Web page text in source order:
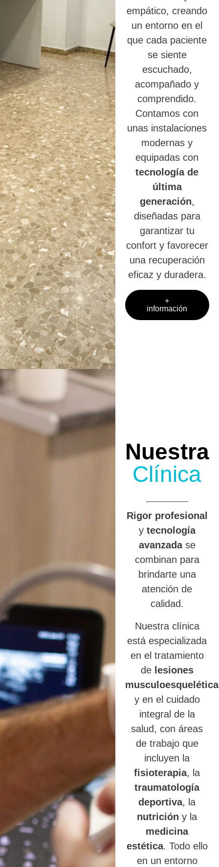
empático, creando
un entorno en el
que cada paciente
se siente
escuchado,
acompañado y
comprendido.
Contamos con
unas instalaciones
modernas y
equipadas con
tecnología de
última
generación,
diseñadas para
garantizar tu
confort y favorecer
una recuperación
eficaz y duradera.
+
información
Nuestra
Clínica
Rigor profesional
y tecnología
avanzadase
combinan para
brindarte una
atención de
calidad.
Nuestra clínica
está especializada
en el tratamiento
de lesiones
y en el cuidado
integral de la
salud, con áreas
de trabajo que
incluyen la
fisioterapia, la
traumatología
deportiva, la
nutrición y la
medicina
estética. Todo ello
en un entorno